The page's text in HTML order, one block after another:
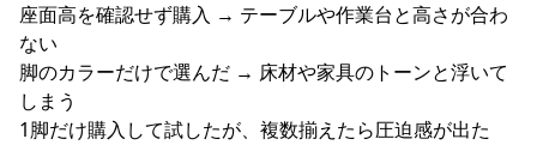
座面高を確認せず購入 → テーブルや作業台と高さが合わ
ない
脚のカラーだけで選んだ → 床材や家具のトーンと浮いて
しまう
1脚だけ購入して試したが、複数揃えたら圧迫感が出た